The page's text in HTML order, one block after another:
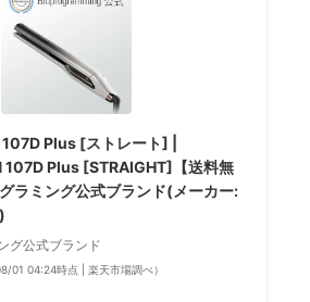
Plus [ストレート] |
107D Plus [STRAIGHT]【送料無
ラミング公式ブランド(メーカー:
グ公式ブランド
01 04:24時点 | 楽天市場調べ）